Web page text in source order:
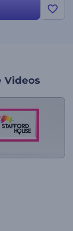
Videos